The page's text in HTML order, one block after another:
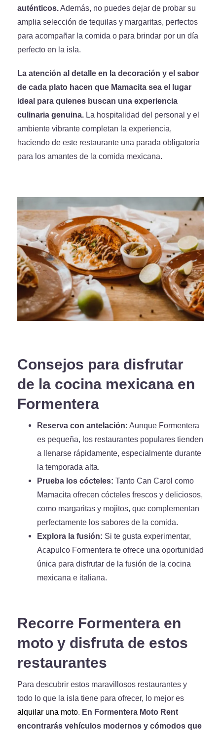
auténticos.Además, no puedes dejar de probar su
amplia selección de tequilas y margaritas, perfectos
para acompañar la comida o para brindar por un día
perfecto en la isla.
La atención al detalle en la decoración y el sabor
de cada plato hacen que Mamacita sea el lugar
ideal para quienes buscan una experiencia
culinaria genuina. La hospitalidad del personal y el
ambiente vibrante completan la experiencia,
haciendo de este restaurante una parada obligatoria
para los amantes de la comida mexicana.
Consejos para disfrutar
de la cocina mexicana en
Formentera
Reserva con antelación: Aunque Formentera
es pequeña, los restaurantes populares tienden
a llenarse rápidamente, especialmente durante
la temporada alta.
Prueba los cócteles: Tanto Can Carol como
Mamacita ofrecen cócteles frescos y deliciosos,
como margaritas y mojitos, que complementan
perfectamente los sabores de la comida.
Explora la fusión: Si te gusta experimentar,
Acapulco Formentera te ofrece una oportunidad
única para disfrutar de la fusión de la cocina
mexicana e italiana.
Recorre Formentera en
moto y disfruta de estos
restaurantes
Para descubrir estos maravillosos restaurantes y
todo lo que la isla tiene para ofrecer, lo mejor es
alquilar una moto. En Formentera Moto Rent
encontrarás vehículos modernos y cómodos que